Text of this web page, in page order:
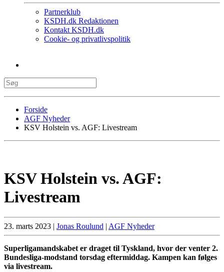
Partnerklub
KSDH.dk Redaktionen
Kontakt KSDH.dk
Cookie- og privatlivspolitik
Forside
AGF Nyheder
KSV Holstein vs. AGF: Livestream
KSV Holstein vs. AGF:
Livestream
23. marts 2023 | Jonas Roulund | AGF Nyheder
Superligamandskabet er draget til Tyskland, hvor der venter 2.
Bundesliga-modstand torsdag eftermiddag. Kampen kan følges
via livestream.